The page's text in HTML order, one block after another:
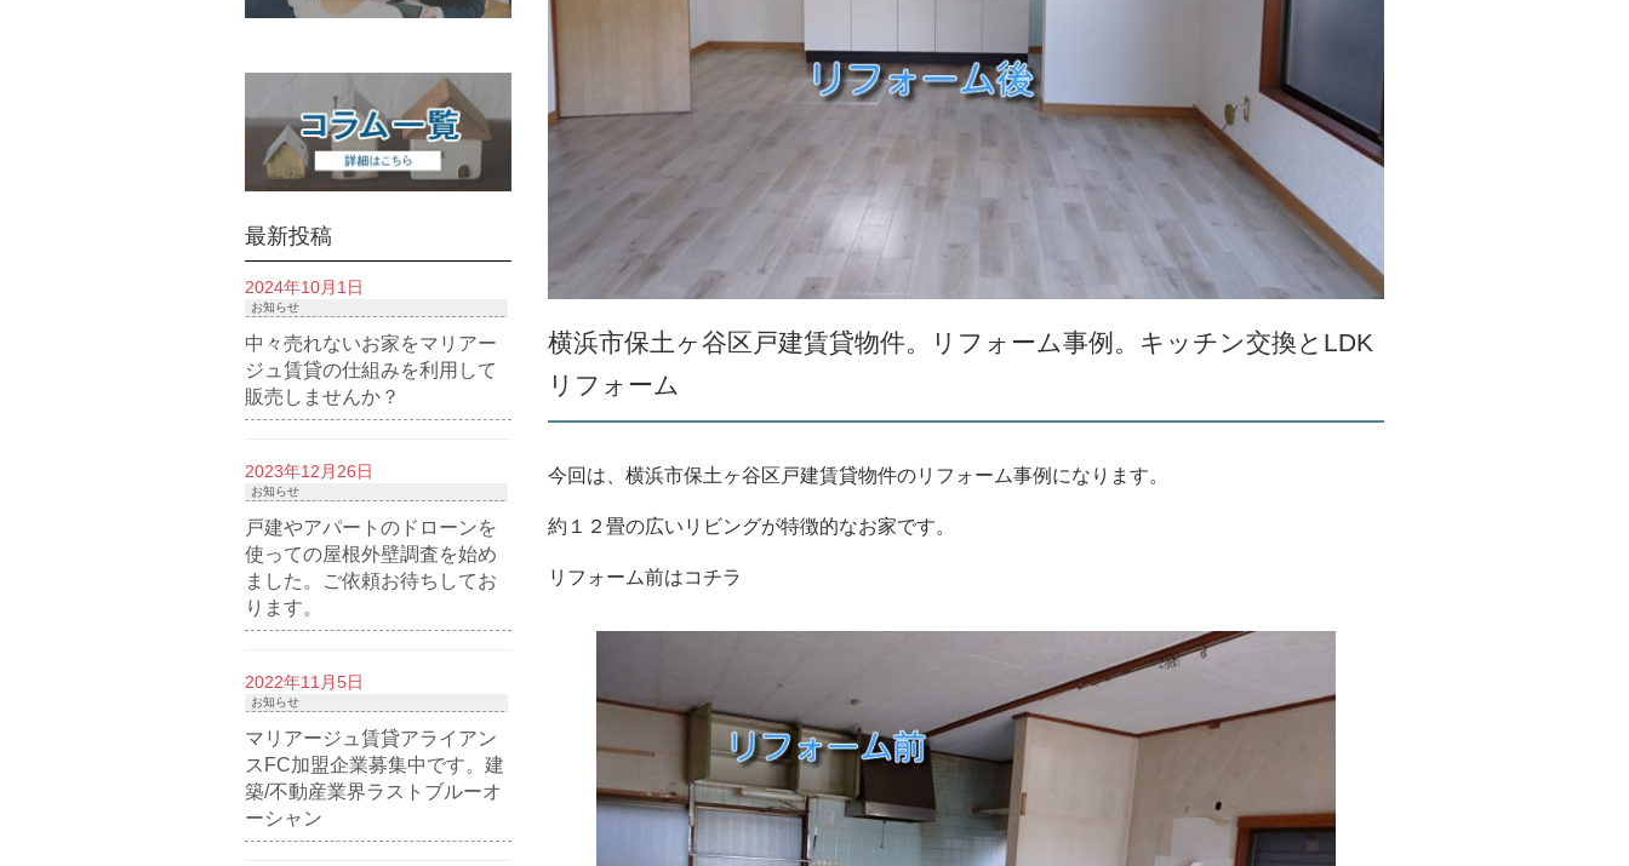
横浜市保土ヶ谷区戸建賃貸物件。リフォーム事例。キッチン交換とLDK
リフォーム
今回は、横浜市保土ヶ谷区戸建賃貸物件のリフォーム事例になります。
約１２畳の広いリビングが特徴的なお家です。
リフォーム前はコチラ
最新投稿
2024年10月1日
お知らせ
中々売れないお家をマリアー
ジュ賃貸の仕組みを利用して
販売しませんか？
2023年12月26日
お知らせ
戸建やアパートのドローンを
使っての屋根外壁調査を始め
ました。ご依頼お待ちしてお
ります。
2022年11月5日
お知らせ
マリアージュ賃貸アライアン
スFC加盟企業募集中です。建
築/不動産業界ラストブルーオ
ーシャン